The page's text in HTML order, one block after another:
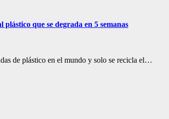
que se degrada en 5 semanas
de plástico en el mundo y solo se recicla el…